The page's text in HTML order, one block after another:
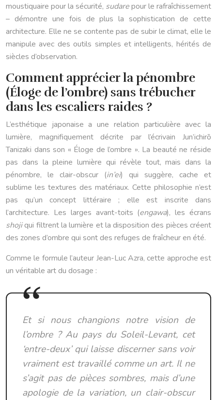
moustiquaire pour la sécurité, sudarepour le rafraîchissement
– démontre une fois de plus la sophistication de cette
architecture. Elle ne se contente pas de subir le climat, elle le
manipule avec des outils simples et intelligents, hérités de
siècles d’observation.
Comment apprécier la pénombre
(Éloge de l’ombre) sans trébucher
dans les escaliers raides ?
L’esthétique japonaise a une relation particulière avec la
lumière, magnifiquement décrite par l’écrivain Jun’ichirō
Tanizaki dans son « Éloge de l’ombre ». La beauté ne réside
pas dans la pleine lumière qui révèle tout, mais dans la
pénombre, le clair-obscur (in’ei) qui suggère, cache et
sublime les textures des matériaux. Cette philosophie n’est
pas qu’un concept littéraire ; elle est inscrite dans
l’architecture. Les larges avant-toits (engawa), les écrans
shojiqui filtrent la lumière et la disposition des pièces créent
des zones d’ombre qui sont des refuges de fraîcheur en été.
Comme le formule l’auteur Jean-Luc Azra, cette approche est
un véritable art du dosage :
Et si nous changions notre vision de
l’ombre ? Au pays du Soleil-Levant, cet
‘entre-deux’ qui laisse discerner sans voir
vraiment est travaillé comme un art. Il ne
s’agit pas de pièces sombres, mais d’une
apologie de la variation, un clair-obscur